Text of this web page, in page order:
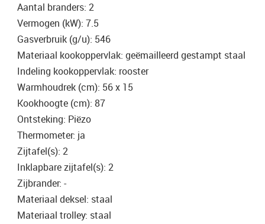
Aantal branders: 2
Vermogen (kW): 7.5
Gasverbruik (g/u): 546
Materiaal kookoppervlak: geëmailleerd gestampt staal
Indeling kookoppervlak: rooster
Warmhoudrek (cm): 56 x 15
Kookhoogte (cm): 87
Ontsteking: Piëzo
Thermometer: ja
Zijtafel(s): 2
Inklapbare zijtafel(s): 2
Zijbrander: -
Materiaal deksel: staal
Materiaal trolley: staal